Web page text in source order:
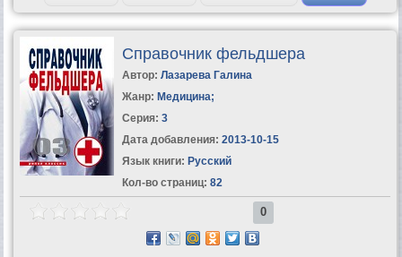
Справочник фельдшера
Автор: Лазарева Галина
Жанр: Медицина;
Серия: 3
Дата добавления: 2013-10-15
Язык книги: Русский
Кол-во страниц: 82
0